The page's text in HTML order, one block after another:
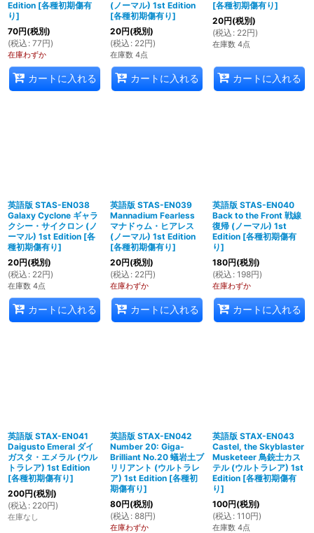
Edition [各種初期傷有
り]
70円(税別)
(税込 : 77円)
在庫わずか
カートに入れる
(ノーマル) 1st Edition
[各種初期傷有り]
20円(税別)
(税込 : 22円)
在庫数 4点
カートに入れる
[各種初期傷有り]
20円(税別)
(税込 : 22円)
在庫数 4点
カートに入れる
英語版 STAS-EN038
Galaxy Cyclone ギャラ
クシー・サイクロン (ノ
ーマル) 1st Edition [各
種初期傷有り]
20円(税別)
(税込 : 22円)
在庫数 4点
カートに入れる
英語版 STAS-EN039
Mannadium Fearless
マナドゥム・ヒアレス
(ノーマル) 1st Edition
[各種初期傷有り]
20円(税別)
(税込 : 22円)
在庫わずか
カートに入れる
英語版 STAS-EN040
Back to the Front 戦線
復帰 (ノーマル) 1st
Edition [各種初期傷有
り]
180円(税別)
(税込 : 198円)
在庫わずか
カートに入れる
英語版 STAX-EN041
Daigusto Emeral ダイ
ガスタ・エメラル (ウル
トラレア) 1st Edition
[各種初期傷有り]
200円(税別)
(税込 : 220円)
在庫なし
英語版 STAX-EN042
Number 20: Giga-
Brilliant No.20 蟻岩土ブ
リリアント (ウルトラレ
ア) 1st Edition [各種初
期傷有り]
80円(税別)
(税込 : 88円)
在庫わずか
英語版 STAX-EN043
Castel, the Skyblaster
Musketeer 鳥銃士カス
テル (ウルトラレア) 1st
Edition [各種初期傷有
り]
100円(税別)
(税込 : 110円)
在庫数 4点